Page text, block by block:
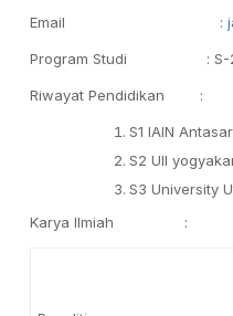
Email :
Program Studi : S-2
Riwayat Pendidikan :
S1 IAIN
S2 UII
S3 University
Karya Ilmiah :